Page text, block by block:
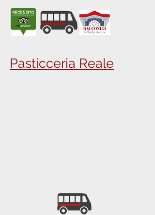
Pasticceria Reale